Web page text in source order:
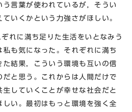
言葉が使われているが，そうい
いくかという力強さがほしい。
れに満ち足りた生活をいとなみう
私も気になった。それぞれに満ち
た結果，こういう環境も互いの信
だと思う。これからは人間だけで
していくことが幸せな社会だと
しい。最初はもっと環境を強く全